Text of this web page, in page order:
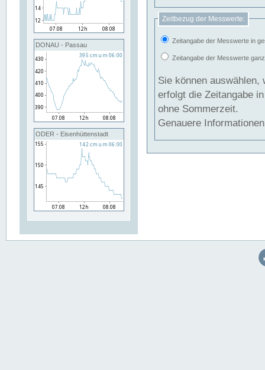
DONAU - Passau
ODER - Eisenhüttenstadt
Zeitbezug der Messwerte:
Zeitangabe der Messwerte in
Zeitangabe der Messwerte
Sie können auswählen,
erfolgt die Zeitangabe
ohne Sommerzeit.
Genauere